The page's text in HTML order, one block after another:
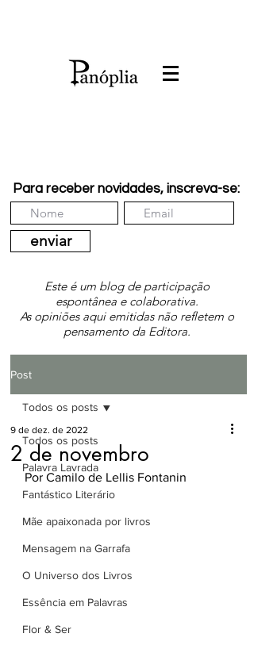
Para receber novidades, inscreva-se:
enviar
Este é um blog de participação
espontânea e colaborativa.
As opiniões aqui emitidas não refletem o
pensamento da Editora.
Post
Todos os posts
Palavra Lavrada
Fantástico Literário
Mãe apaixonada por livros
Mensagem na Garrafa
O Universo dos Livros
Essência em Palavras
Flor & Ser
Todos os posts
2 de novembro
9 de dez. de 2022
Por Camilo de Lellis Fontanin